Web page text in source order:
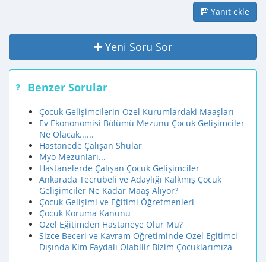
Yanıt ekle
Yeni Soru Sor
Benzer Sorular
Çocuk Gelişimcilerin Özel Kurumlardaki Maaşları
Ev Ekononomisi Bölümü Mezunu Çocuk Gelişimciler
Ne Olacak......
Hastanede Çalışan Shular
Myo Mezunları...
Hastanelerde Çalışan Çocuk Gelişimciler
Ankarada Tecrübeli ve Adaylığı Kalkmış Çocuk
Gelişimciler Ne Kadar Maaş Alıyor?
Çocuk Gelişimi ve Eğitimi Öğretmenleri
Çocuk Koruma Kanunu
Özel Eğitimden Hastaneye Olur Mu?
Sizce Beceri ve Kavram Öğretiminde Özel Egitimci
Dışında Kim Faydalı Olabilir Bizim Çocuklarımıza